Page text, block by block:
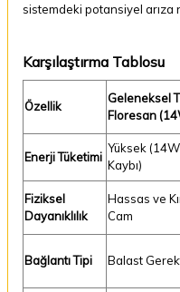
sistemdeki potansiyel arıza
Karşılaştırma Tablosu
Özellik
Geleneksel
Floresan
Enerji Tüketimi
Yüksek
Kaybı)
Fiziksel
Dayanıklılık
Hassas ve
Cam
Bağlantı Tipi Balast